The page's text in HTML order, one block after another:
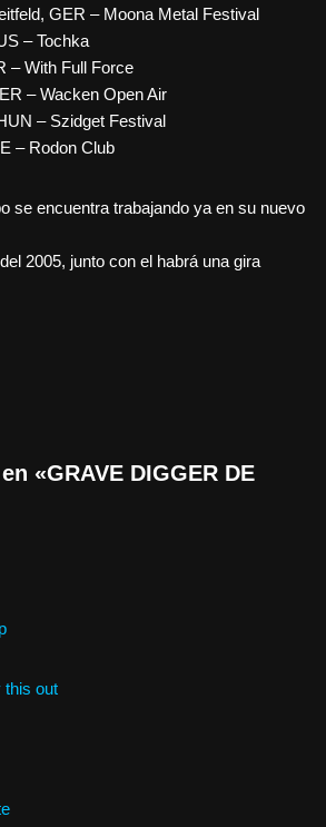
GER – Moona Metal Festival
– Tochka
– With Full Force
– Wacken Open Air
– Szidget Festival
– Rodon Club
se encuentra trabajando ya en su nuevo
2005, junto con el habrá una gira
«GRAVE DIGGER DE
this out